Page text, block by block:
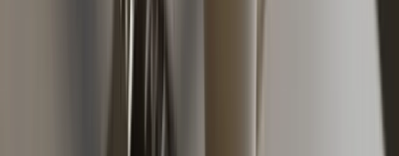
samo stakla, grad i krađu.
Kasko ili dopunsko osiguranje za
polovnjak od 10.000 KM
Pravilo koje koristimo kod razgovora sa klijentima u